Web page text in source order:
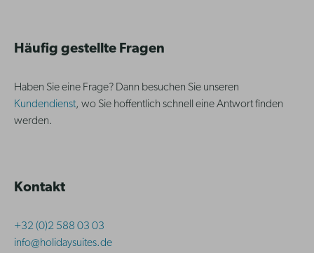
Häufig gestellte Fragen
Haben Sie eine Frage? Dann besuchen Sie unseren
Kundendienst, wo Sie hoffentlich schnell eine Antwort finden
werden.
Kontakt
+32 (0)2 588 03 03
info@holidaysuites.de